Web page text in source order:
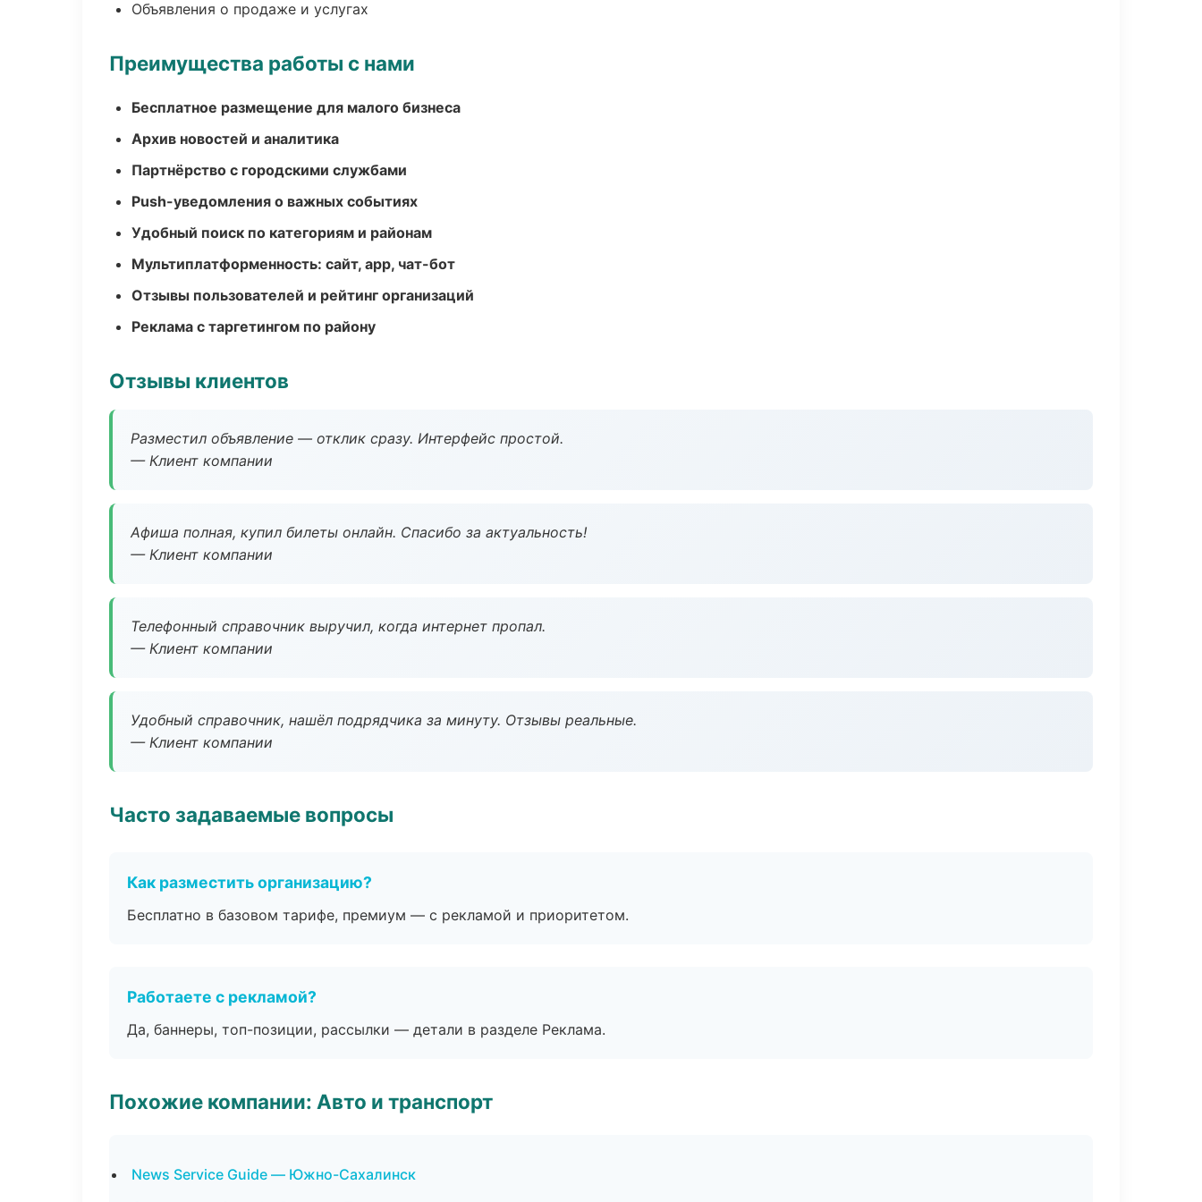
Объявления о продаже и услугах
Преимущества работы с нами
Бесплатное размещение для малого бизнеса
Архив новостей и аналитика
Партнёрство с городскими службами
Push-уведомления о важных событиях
Удобный поиск по категориям и районам
Мультиплатформенность: сайт, app, чат-бот
Отзывы пользователей и рейтинг организаций
Реклама с таргетингом по району
Отзывы клиентов
Разместил объявление — отклик сразу. Интерфейс простой.
— Клиент компании
Афиша полная, купил билеты онлайн. Спасибо за актуальность!
— Клиент компании
Телефонный справочник выручил, когда интернет пропал.
— Клиент компании
Удобный справочник, нашёл подрядчика за минуту. Отзывы реальные.
— Клиент компании
Часто задаваемые вопросы
Как разместить организацию?
Бесплатно в базовом тарифе, премиум — с рекламой и приоритетом.
Работаете с рекламой?
Да, баннеры, топ-позиции, рассылки — детали в разделе Реклама.
Похожие компании: Авто и транспорт
News Service Guide — Южно-Сахалинск